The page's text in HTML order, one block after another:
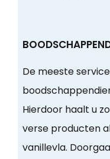
De meeste
Hierdoor haalt u
verse producten
vanillevla.